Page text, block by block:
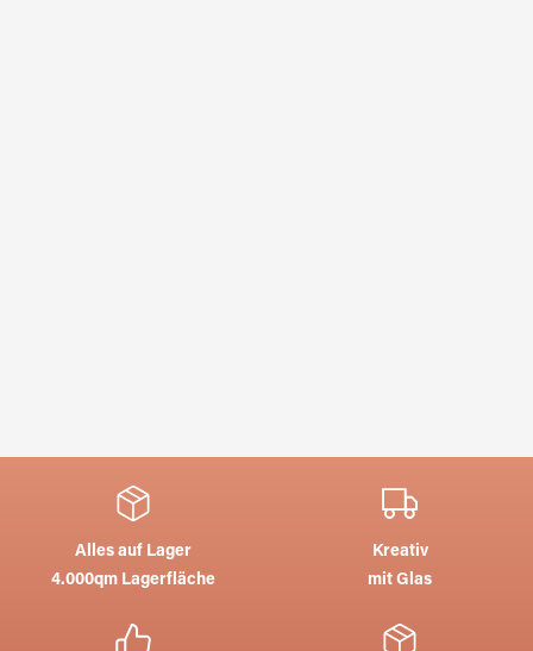
Alles auf Lager
4.000qm Lagerfläche
Kreativ
mit Glas